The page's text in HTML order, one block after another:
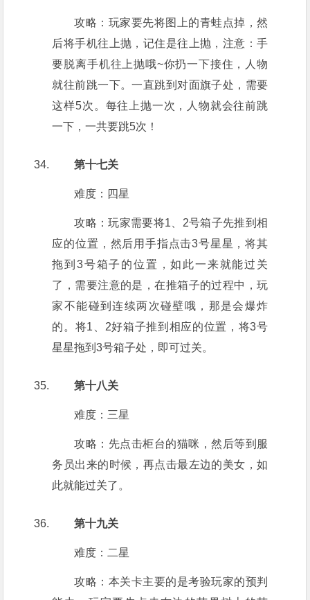
攻略：玩家要先将图上的青蛙点掉，然
后将手机往上抛，记住是往上抛，注意：手
要脱离手机往上抛哦~你扔一下接住，人物
就往前跳一下。一直跳到对面旗子处，需要
这样5次。每往上抛一次，人物就会往前跳
一下，一共要跳5次！
第十七关
难度：四星
攻略：玩家需要将1、2号箱子先推到相
应的位置，然后用手指点击3号星星，将其
拖到3号箱子的位置，如此一来就能过关
了，需要注意的是，在推箱子的过程中，玩
家不能碰到连续两次碰壁哦，那是会爆炸
的。将1、2好箱子推到相应的位置，将3号
星星拖到3号箱子处，即可过关。
第十八关
难度：三星
攻略：先点击柜台的猫咪，然后等到服
务员出来的时候，再点击最左边的美女，如
此就能过关了。
第十九关
难度：二星
攻略：本关卡主要的是考验玩家的预判